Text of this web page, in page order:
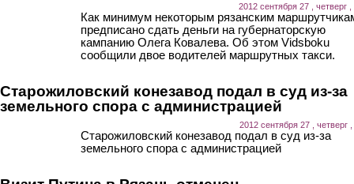
2012 сентября 27 , четверг ,
Как минимум некоторым рязанским
предписано сдать деньги на губернаторскую
кампанию Олега Ковалева. Об этом Vidsboku
сообщили двое водителей маршрутных такси.
Старожиловский конезавод подал в суд из-за
земельного спора с администрацией
2012 сентября 27 , четверг ,
Старожиловский конезавод подал в суд из-за
земельного спора с администрацией